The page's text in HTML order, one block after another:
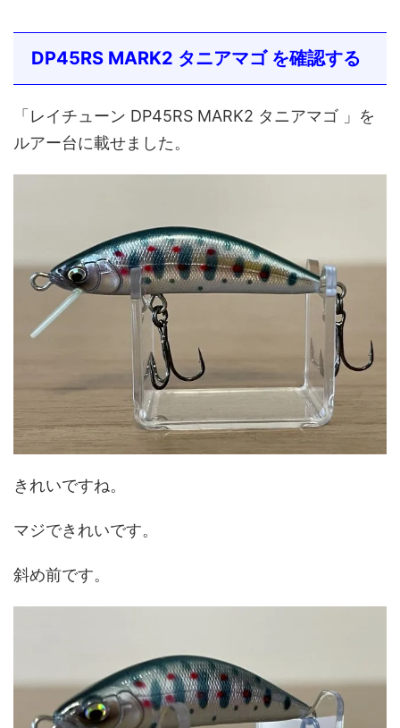
DP45RS MARK2 タニアマゴ を確認する
「レイチューン DP45RS MARK2 タニアマゴ 」を
ルアー台に載せました。
きれいですね。
マジできれいです。
斜め前です。